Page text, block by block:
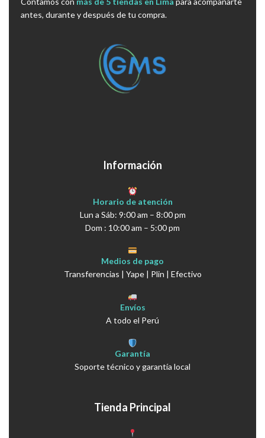
antes, durante y después de tu compra.
Información
Horario de atención
Lun a Sáb: 9:00 am – 8:00 pm
Dom : 10:00 am – 5:00 pm
Medios de pago
Transferencias | Yape | Plin | Efectivo
Envíos
A todo el Perú
Garantía
Soporte técnico y garantía local
Tienda Principal